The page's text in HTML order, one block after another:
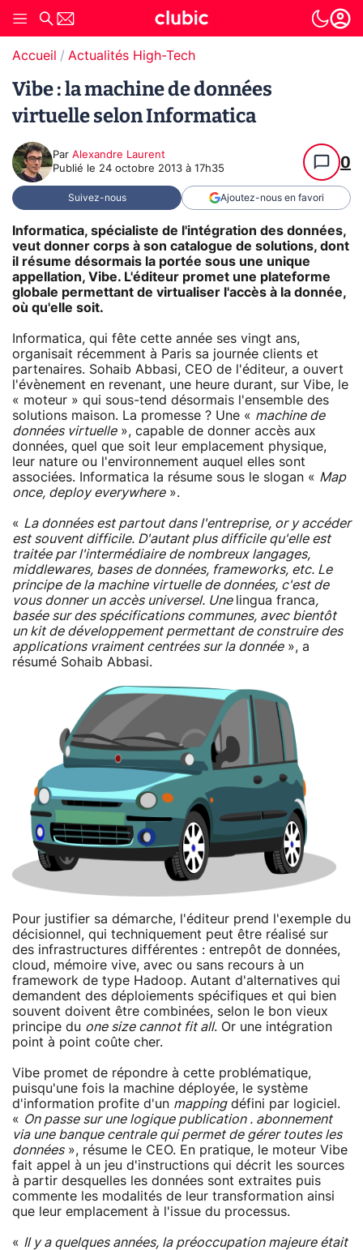
Accueil Actualités High-Tech
Vibe : la machine de données
virtuelle selon Informatica
Par Alexandre Laurent
Publié le 24 octobre 2013 à 17h35 0
Suivez-nous Ajoutez-nous en favori
Informatica, spécialiste de l'intégration des données,
veut donner corps à son catalogue de solutions, dont
il résume désormais la portée sous une unique
appellation, Vibe. L'éditeur promet une plateforme
globale permettant de virtualiser l'accès à la donnée,
où qu'elle soit.
Informatica, qui fête cette année ses vingt ans,
organisait récemment à Paris sa journée clients et
partenaires. Sohaib Abbasi, CEO de l'éditeur, a ouvert
l'évènement en revenant, une heure durant, sur Vibe, le
« moteur » qui sous-tend désormais l'ensemble des
solutions maison. La promesse ? Une « machine de
données virtuelle», capable de donner accès aux
données, quel que soit leur emplacement physique,
leur nature ou l'environnement auquel elles sont
associées. Informatica la résume sous le slogan « Map
once, deploy everywhere».
« La données est partout dans l'entreprise, or y accéder
est souvent difficile. D'autant plus difficile qu'elle est
traitée par l'intermédiaire de nombreux langages,
middlewares, bases de données, frameworks, etc. Le
principe de la machine virtuelle de données, c'est de
vous donner un accès universel. Une lingua franca,
basée sur des spécifications communes, avec bientôt
un kit de développement permettant de construire des
applications vraiment centrées sur la donnée», a
résumé Sohaib Abbasi.
Pour justifier sa démarche, l'éditeur prend l'exemple du
décisionnel, qui techniquement peut être réalisé sur
des infrastructures différentes : entrepôt de données,
cloud, mémoire vive, avec ou sans recours à un
framework de type Hadoop. Autant d'alternatives qui
demandent des déploiements spécifiques et qui bien
souvent doivent être combinées, selon le bon vieux
principe du one size cannot fit all. Or une intégration
point à point coûte cher.
Vibe promet de répondre à cette problématique,
puisqu'une fois la machine déployée, le système
d'information profite d'un mappingdéfini par logiciel.
« On passe sur une logique publication . abonnement
via une banque centrale qui permet de gérer toutes les
données», résume le CEO. En pratique, le moteur Vibe
fait appel à un jeu d'instructions qui décrit les sources
à partir desquelles les données sont extraites puis
commente les modalités de leur transformation ainsi
que leur emplacement à l'issue du processus.
« Il y a quelques années, la préoccupation majeure était